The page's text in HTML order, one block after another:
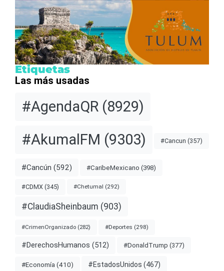
Etiquetas
Las más usadas
#AgendaQR (8929)
#AkumalFM (9303) #Cancun (357)
#Cancún (592) #CaribeMexicano (398)
#CDMX (345) #Chetumal (292)
#ClaudiaSheinbaum (903)
#CrimenOrganizado (282) #Deportes (298)
#DerechosHumanos (512) #DonaldTrump (377)
#Economía (410) #EstadosUnidos (467)